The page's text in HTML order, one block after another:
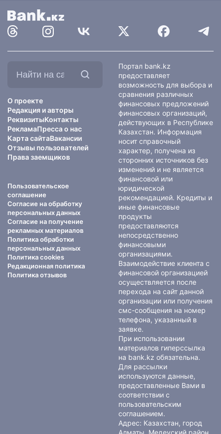
О проекте
Редакция и авторы
РеквизитыКонтакты
РекламаПресса о нас
Карта сайтаВакансии
Отзывы пользователей
Права заемщиков
Пользовательское
соглашение
Согласие на обработку
персональных данных
Согласие на получение
рекламных материалов
Политика обработки
персональных данных
Политика cookies
Редакционная политика
Политика отзывов
Портал bank.kz
предоставляет
возможность для выбора и
сравнения различных
финансовых предложений
финансовых организаций,
действующих в Республике
Казахстан. Информация
носит справочный
характер, получена из
сторонних источников без
изменений и не является
финансовой или
юридической
рекомендацией. Кредиты и
иные финансовые
продукты
предоставляются
непосредственно
финансовыми
организациями.
Взаимодействие клиента с
финансовой организацией
осуществляется после
перехода на сайт данной
организации или получения
смс-сообщения на номер
телефона, указанный в
заявке.
При использовании
материалов гиперссылка
на bank.kz обязательна.
Для рассылки
используются данные,
предоставленные Вами в
соответствии с
пользовательским
соглашением.
Адрес: Казахстан, город